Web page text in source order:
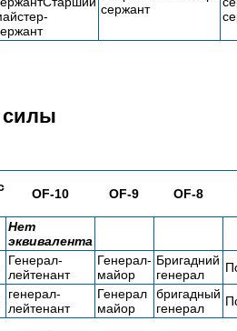
сержант
OF-10 OF-9 OF-8
Нет
эквивалента
Генерал-
лейтенант
Генерал-
майор
Бригадний
генерал
генерал-
лейтенант
Генерал
майор
бригадный
генерал